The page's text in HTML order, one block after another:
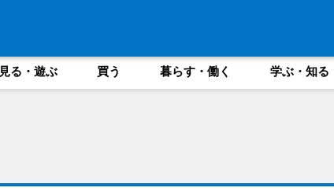
見る・遊ぶ 買う 暮らす・働く 学ぶ・知る